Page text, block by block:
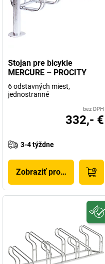
Stojan pre bicykle
MERCURE – PROCITY
6 odstavných miest,
jednostranné
bez DPH
332,- €
3-4 týždne
Zobraziť produkt